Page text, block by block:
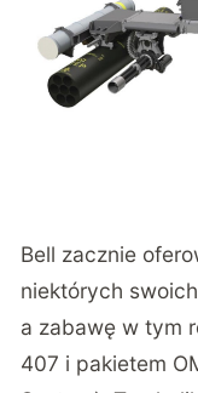
Bell zacznie
niektórych
a zabawę w tym
407 i pakietem